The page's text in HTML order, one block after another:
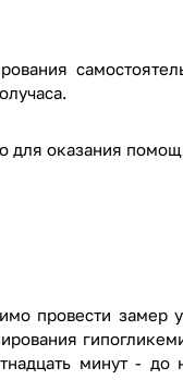
для оказания
провести замер
минут - до